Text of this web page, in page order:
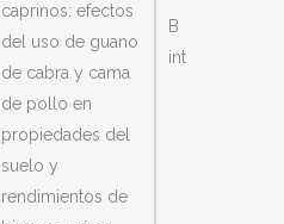
caprinos: efectos
del uso de guano
de cabra y cama
de pollo en
propiedades del
suelo y
rendimientos de
B
int